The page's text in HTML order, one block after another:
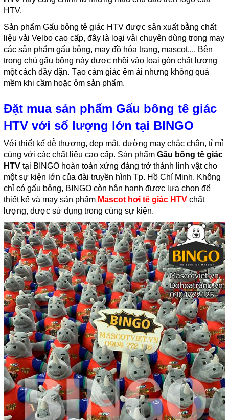
HTV.
Sản phẩm Gấu bông tê giác HTV được sản xuất bằng chất
liệu vải Velbo cao cấp, đây là loại vải chuyên dùng trong may
các sản phẩm gấu bông, may đồ hóa trang, mascot,... Bên
trong chú gấu bông này được nhồi vào loại gòn chất lượng
một cách đầy đặn. Tạo cảm giác êm ái nhưng không quá
mềm khi cầm hoặc ôm sản phẩm.
Đặt mua sản phẩm Gấu bông tê giác
HTV với số lượng lớn tại BINGO
Với thiết kế dễ thương, đẹp mắt, đường may chắc chắn, tỉ mỉ
cùng với các chất liệu cao cấp. Sản phẩm Gấu bông tê giác
HTV tại BINGO hoàn toàn xứng đáng trở thành linh vật cho
một sự kiện lớn của đài truyền hình Tp. Hồ Chí Minh. Không
chỉ có gấu bông, BINGO còn hân hạnh được lựa chọn để
thiết kế và may sản phẩm Mascot hơi tê giác HTV chất
lượng, được sử dụng trong cùng sự kiện.